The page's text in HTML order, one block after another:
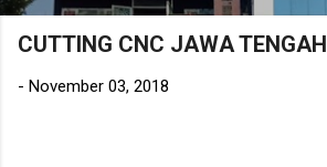
CUTTING CNC JAWA TENGAH
- November 03, 2018